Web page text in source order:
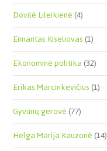
Dovilė Lileikienė(4)
Eimantas Kiseliovas(1)
Ekonominė politika(32)
Erikas Marcinkevičius(1)
Gyvūnų gerovė(77)
Helga Marija Kauzonė(14)